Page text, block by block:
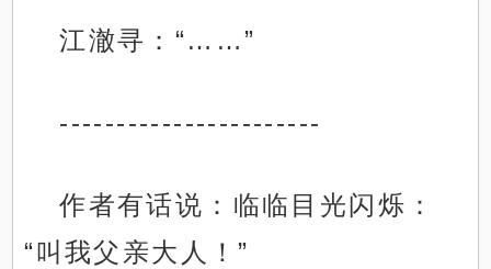
江澈寻：“……”
-----------------------
作者有话说：临临目光闪烁：
“叫我父亲大人！”